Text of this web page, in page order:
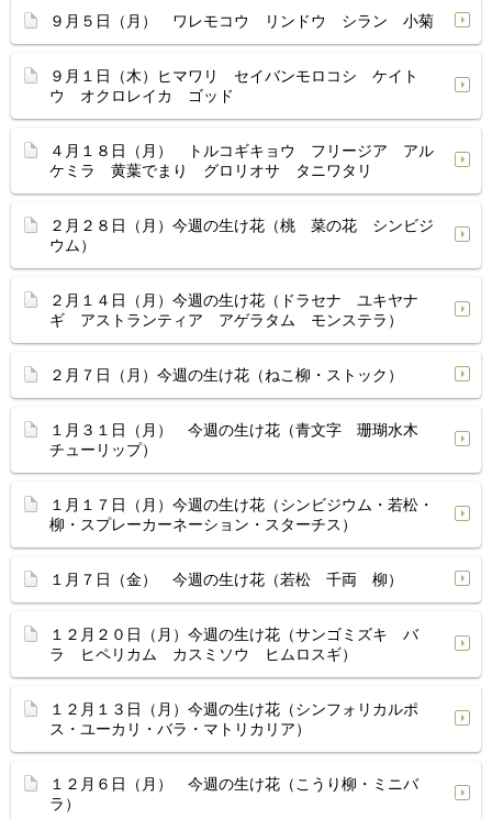
９月５日（月） ワレモコウ リンドウ シラン 小菊
９月１日（木）ヒマワリ セイバンモロコシ ケイト
ウ オクロレイカ ゴッド
４月１８日（月） トルコギキョウ フリージア アル
ケミラ 黄葉でまり グロリオサ タニワタリ
２月２８日（月）今週の生け花（桃 菜の花 シンビジ
ウム）
２月１４日（月）今週の生け花（ドラセナ ユキヤナ
ギ アストランティア アゲラタム モンステラ）
２月７日（月）今週の生け花（ねこ柳・ストック）
１月３１日（月） 今週の生け花（青文字 珊瑚水木
チューリップ）
１月１７日（月）今週の生け花（シンビジウム・若松・
柳・スプレーカーネーション・スターチス）
１月７日（金） 今週の生け花（若松 千両 柳）
１２月２０日（月）今週の生け花（サンゴミズキ バ
ラ ヒペリカム カスミソウ ヒムロスギ）
１２月１３日（月）今週の生け花（シンフォリカルポ
ス・ユーカリ・バラ・マトリカリア）
１２月６日（月） 今週の生け花（こうり柳・ミニバ
ラ）